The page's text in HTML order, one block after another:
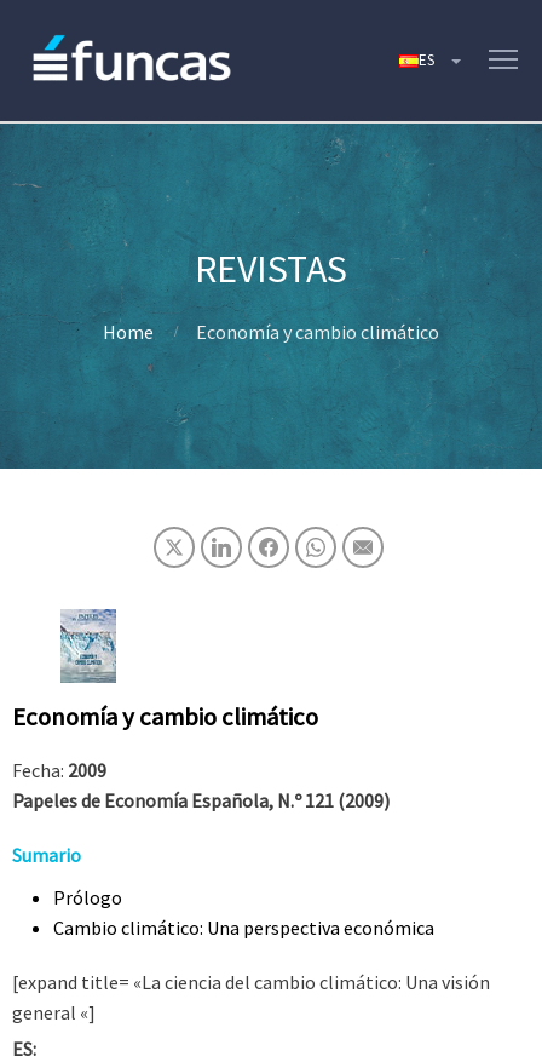
Home Economía y cambio climático
Economía y cambio climático
Fecha: 2009
Papeles de Economía Española, N.º 121 (2009)
Sumario
Prólogo
Cambio climático: Una perspectiva económica
[expand title= «La ciencia del cambio climático: Una visión
general «]
ES: